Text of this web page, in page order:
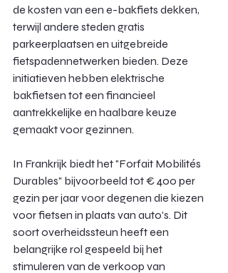
de kosten van een e-bakfiets dekken,
terwijl andere steden gratis
parkeerplaatsen en uitgebreide
fietspadennetwerken bieden. Deze
initiatieven hebben elektrische
bakfietsen tot een financieel
aantrekkelijke en haalbare keuze
gemaakt voor gezinnen.
In Frankrijk biedt het "Forfait Mobilités
Durables" bijvoorbeeld tot € 400 per
gezin per jaar voor degenen die kiezen
voor fietsen in plaats van auto's. Dit
soort overheidssteun heeft een
belangrijke rol gespeeld bij het
stimuleren van de verkoop van